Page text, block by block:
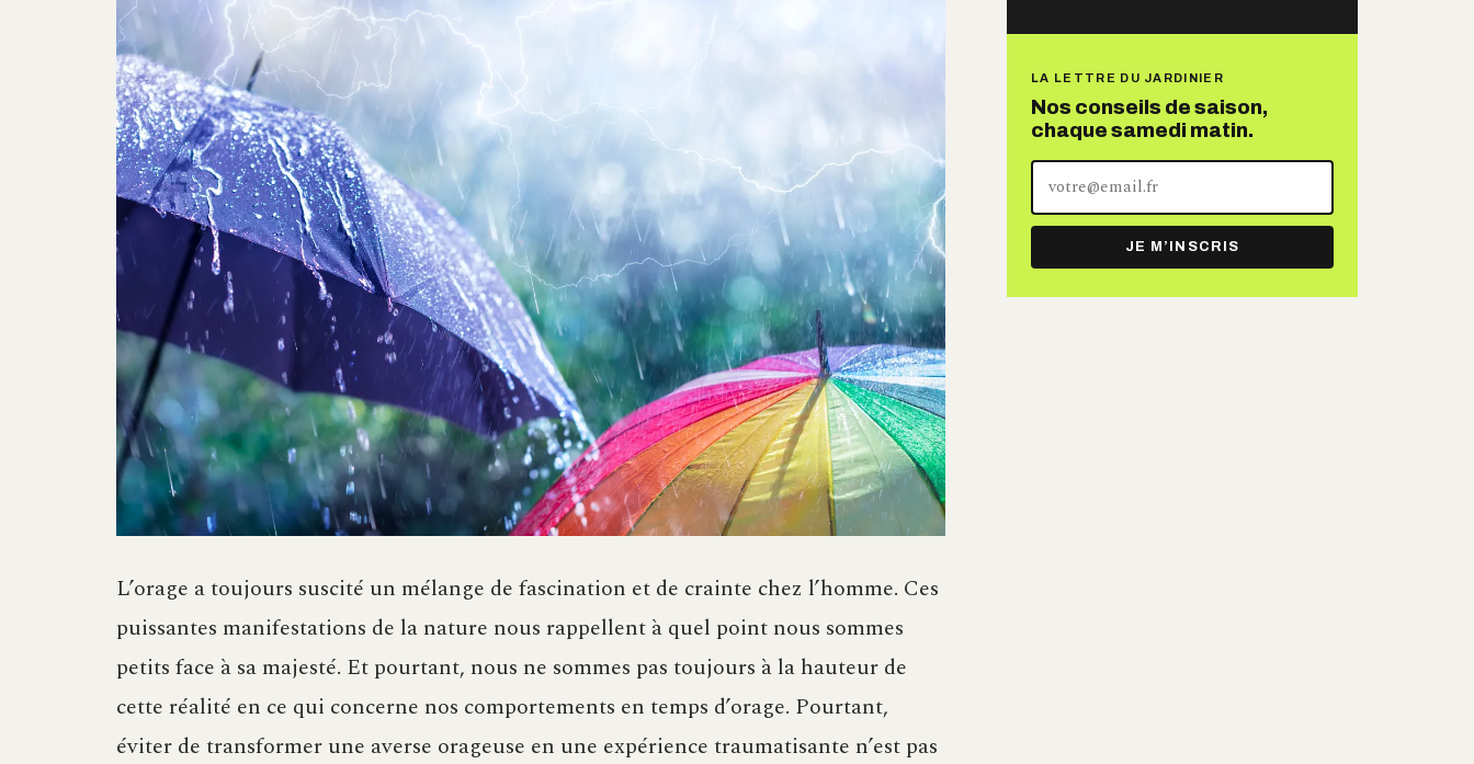
L’orage a toujours suscité un mélange de fascination et de crainte chez l’homme. Ces
puissantes manifestations de la nature nous rappellent à quel point nous sommes
petits face à sa majesté. Et pourtant, nous ne sommes pas toujours à la hauteur de
cette réalité en ce qui concerne nos comportements en temps d’orage. Pourtant,
éviter de transformer une averse orageuse en une expérience traumatisante n’est pas
LA LETTRE DU JARDINIER
Nos conseils de saison,
chaque samedi matin.
adresse
mail
JE M’INSCRIS